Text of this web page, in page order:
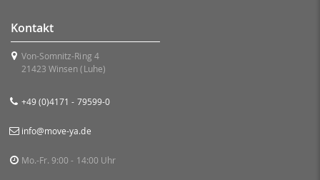
Kontakt
Von-Somnitz-Ring 4
21423 Winsen (Luhe)
+49 (0)4171 - 79599-0
info@move-ya.de
Mo.-Fr. 9:00 - 14:00 Uhr